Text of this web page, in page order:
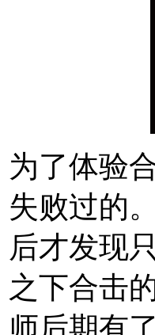
为了体验
失败过的
后才发现
之下合击
师后期有